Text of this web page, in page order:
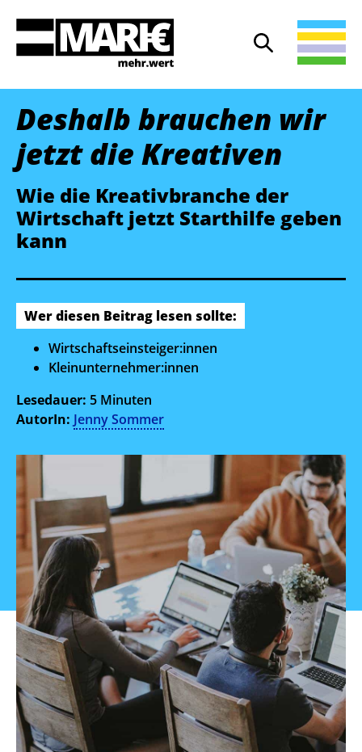
Suche öffnen
Suche
Deshalb brauchen wir
jetzt die Kreativen
Wie die Kreativbranche der
Wirtschaft jetzt Starthilfe geben
kann
Wer diesen Beitrag lesen sollte:
Wirtschaftseinsteiger:innen
Kleinunternehmer:innen
Lesedauer: 5 Minuten
AutorIn: Jenny Sommer